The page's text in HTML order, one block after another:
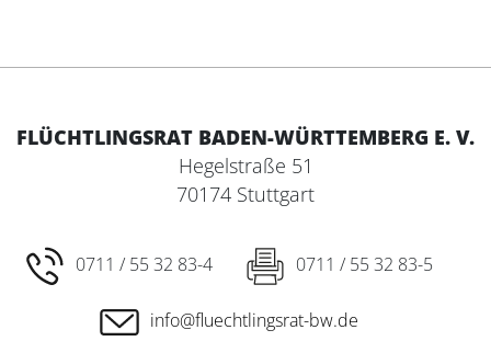
FLÜCHTLINGSRAT BADEN-WÜRTTEMBERG E. V.
Hegelstraße 51
70174 Stuttgart
0711 / 55 32 83-4 0711 / 55 32 83-5
info@fluechtlingsrat-bw.de